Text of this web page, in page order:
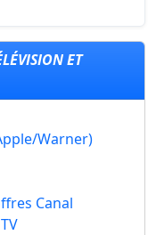
ET
Warner)
Canal